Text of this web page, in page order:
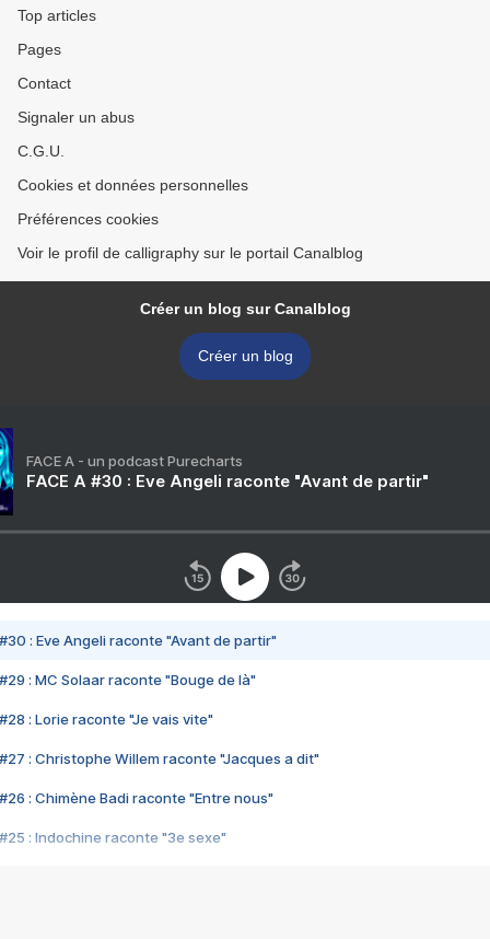
Top articles
Pages
Contact
Signaler un abus
C.G.U.
Cookies et données personnelles
Préférences cookies
Voir le profil de calligraphy sur le portail Canalblog
Créer un blog sur Canalblog
Créer un blog
FACE A - un podcast Purecharts
FACE A #30 : Eve Angeli raconte "Avant de partir"
#30 : Eve Angeli raconte "Avant de partir"
#29 : MC Solaar raconte "Bouge de là"
#28 : Lorie raconte "Je vais vite"
#27 : Christophe Willem raconte "Jacques a dit"
#26 : Chimène Badi raconte "Entre nous"
#25 : Indochine raconte "3e sexe"